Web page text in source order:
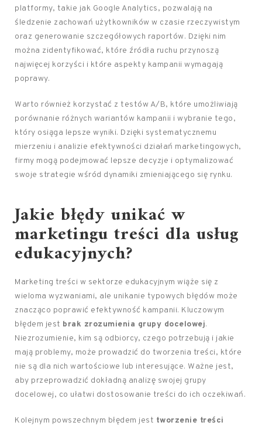
platformy, takie jak Google Analytics, pozwalają na
śledzenie zachowań użytkowników w czasie rzeczywistym
oraz generowanie szczegółowych raportów. Dzięki nim
można zidentyfikować, które źródła ruchu przynoszą
najwięcej korzyści i które aspekty kampanii wymagają
poprawy.
Warto również korzystać z testów A/B, które umożliwiają
porównanie różnych wariantów kampanii i wybranie tego,
który osiąga lepsze wyniki. Dzięki systematycznemu
mierzeniu i analizie efektywności działań marketingowych,
firmy mogą podejmować lepsze decyzje i optymalizować
swoje strategie wśród dynamiki zmieniającego się rynku.
Jakie błędy unikać w
marketingu treści dla usług
edukacyjnych?
Marketing treści w sektorze edukacyjnym wiąże się z
wieloma wyzwaniami, ale unikanie typowych błędów może
znacząco poprawić efektywność kampanii. Kluczowym
błędem jest brak zrozumienia grupy docelowej.
Niezrozumienie, kim są odbiorcy, czego potrzebują i jakie
mają problemy, może prowadzić do tworzenia treści, które
nie są dla nich wartościowe lub interesujące. Ważne jest,
aby przeprowadzić dokładną analizę swojej grupy
docelowej, co ułatwi dostosowanie treści do ich oczekiwań.
Kolejnym powszechnym błędem jest tworzenie treści